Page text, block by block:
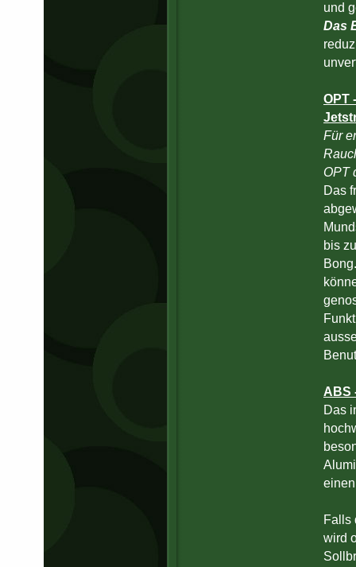
und
Das
OPT
Für
OPT
Das
bis
ABS
Das
Falls
wird